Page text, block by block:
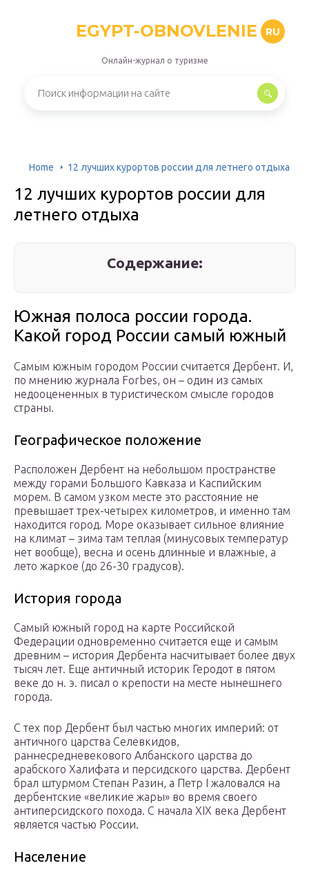
EGYPT-OBNOVLENIE RU
Онлайн-журнал о туризме
Home 12 лучших курортов россии для летнего отдыха
12 лучших курортов россии для
летнего отдыха
Содержание:
Южная полоса россии города.
Какой город России самый южный
Самым южным городом России считается Дербент. И,
по мнению журнала Forbes, он – один из самых
недооцененных в туристическом смысле городов
страны.
Географическое положение
Расположен Дербент на небольшом пространстве
между горами Большого Кавказа и Каспийским
морем. В самом узком месте это расстояние не
превышает трех-четырех километров, и именно там
находится город. Море оказывает сильное влияние
на климат – зима там теплая (минусовых температур
нет вообще), весна и осень длинные и влажные, а
лето жаркое (до 26-30 градусов).
История города
Самый южный город на карте Российской
Федерации одновременно считается еще и самым
древним – история Дербента насчитывает более двух
тысяч лет. Еще античный историк Геродот в пятом
веке до н. э. писал о крепости на месте нынешнего
города.
С тех пор Дербент был частью многих империй: от
античного царства Селевкидов,
раннесредневекового Албанского царства до
арабского Халифата и персидского царства. Дербент
брал штурмом Степан Разин, а Петр I жаловался на
дербентские «великие жары» во время своего
антиперсидского похода. С начала XIX века Дербент
является частью России.
Население